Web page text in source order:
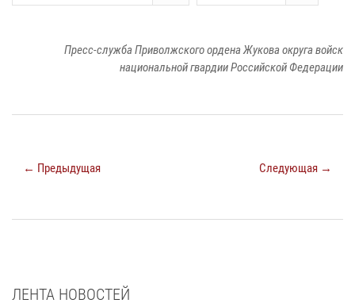
Пресс-служба Приволжского ордена Жукова округа войск
национальной гвардии Российской Федерации
← Предыдущая Следующая →
ЛЕНТА НОВОСТЕЙ